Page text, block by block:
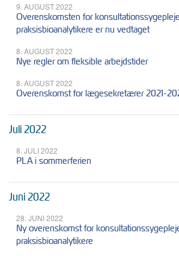
9. AUGUST 2022
Overenskomsten for
praksisbioanalytikere er nu vedtaget
8. AUGUST 2022
Nye regler om fleksible arbejdstider
8. AUGUST 2022
Overenskomst for lægesekretærer 2021-
Juli 2022
8. JULI 2022
PLA i sommerferien
Juni 2022
28. JUNI 2022
Ny overenskomst for
praksisbioanalytikere